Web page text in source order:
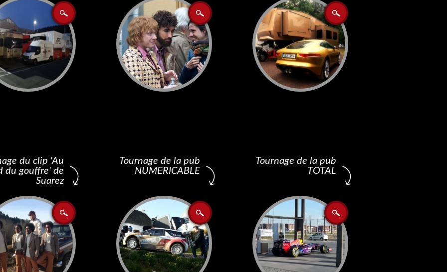
du clip 'Au
du gouffre' de
Suarez
Tournage de la pub
NUMERICABLE
Tournage de la pub
TOTAL